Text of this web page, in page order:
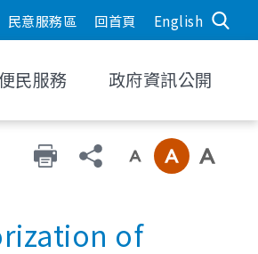
民意服務區 回首頁 English
民服務 政府資訊公開
Authorization of Aircraft
of